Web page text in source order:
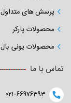
پرسش های متداول
محصولات پارکر
محصولات یونی بال
تماس با ما
۰۲۱-۶۶۹۷۶۳۹۳